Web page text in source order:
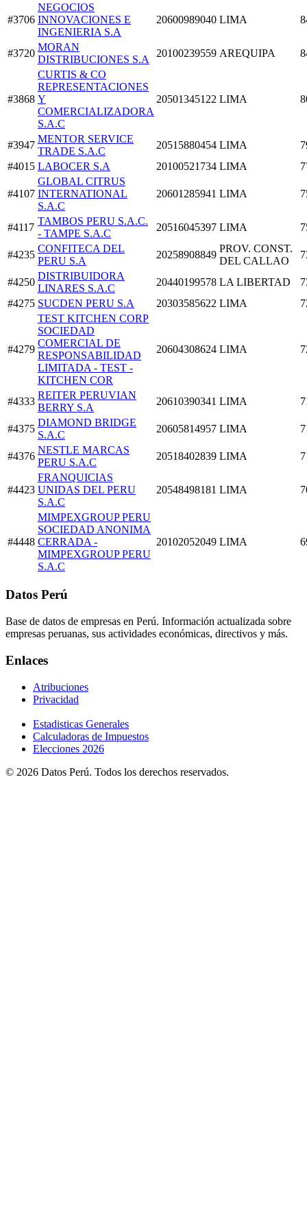
#3706
NEGOCIOS
INNOVACIONES E
INGENIERIA S.A
20600989040 LIMA
#3720
MORAN
DISTRIBUCIONES S.A
20100239559 AREQUIPA
#3868
CURTIS & CO
REPRESENTACIONES
Y
COMERCIALIZADORA
S.A.C
20501345122 LIMA
#3947
MENTOR SERVICE
TRADE S.A.C
20515880454 LIMA
#4015 LABOCER S.A 20100521734 LIMA
#4107
GLOBAL CITRUS
INTERNATIONAL
S.A.C
20601285941 LIMA
#4117
TAMBOS PERU S.A.C.
- TAMPE S.A.C
20516045397 LIMA
#4235
CONFITECA DEL
PERU S.A
20258908849
PROV. CONST.
DEL CALLAO
#4250
DISTRIBUIDORA
LINARES S.A.C
20440199578 LA LIBERTAD
#4275 SUCDEN PERU S.A 20303585622 LIMA
#4279
TEST KITCHEN CORP
SOCIEDAD
COMERCIAL DE
RESPONSABILIDAD
LIMITADA - TEST -
KITCHEN COR
20604308624 LIMA
#4333
REITER PERUVIAN
BERRY S.A
20610390341 LIMA
#4375
DIAMOND BRIDGE
S.A.C
20605814957 LIMA
#4376
NESTLE MARCAS
PERU S.A.C
20518402839 LIMA
#4423
FRANQUICIAS
UNIDAS DEL PERU
S.A.C
20548498181 LIMA
#4448
MIMPEXGROUP PERU
SOCIEDAD ANONIMA
CERRADA -
MIMPEXGROUP PERU
S.A.C
20102052049 LIMA
Datos Perú
Base de datos de empresas en Perú. Información actualizada sobre
empresas peruanas, sus actividades económicas, directivos y más.
Enlaces
Atribuciones
Privacidad
Estadisticas Generales
Calculadoras de Impuestos
Elecciones 2026
© 2026 Datos Perú. Todos los derechos reservados.